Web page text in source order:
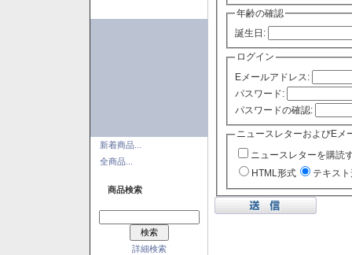
新着商品...
全商品...
商品検索
詳細検索
年齢の確認
誕生日:
ログイン
Eメールアドレス:
パスワード:
パスワードの確認:
ニュースレターおよびEメ
ニュースレターを購読
HTML形式
テキス